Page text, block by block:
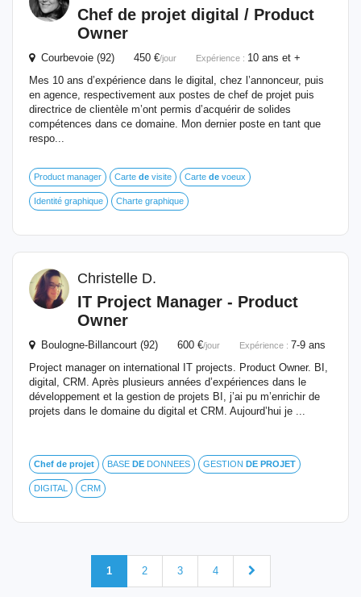
Chef de projet digital / Product
Owner
Courbevoie (92) 450 €/jour Expérience : 10 ans et +
Mes 10 ans d’expérience dans le digital, chez l’annonceur, puis
en agence, respectivement aux postes de chef de projet puis
directrice de clientèle m’ont permis d’acquérir de solides
compétences dans ce domaine. Mon dernier poste en tant que
respo...
Product manager Carte de visite Carte de voeux
Identité graphique Charte graphique
Christelle D.
IT Project Manager - Product
Owner
Boulogne-Billancourt (92) 600 €/jour Expérience : 7-9 ans
Project manager on international IT projects. Product Owner. BI,
digital, CRM. Après plusieurs années d’expériences dans le
développement et la gestion de projets BI, j’ai pu m’enrichir de
projets dans le domaine du digital et CRM. Aujourd’hui je ...
Chef de projet BASE DE DONNEES GESTION DE PROJET
DIGITAL CRM
1 2 3 4